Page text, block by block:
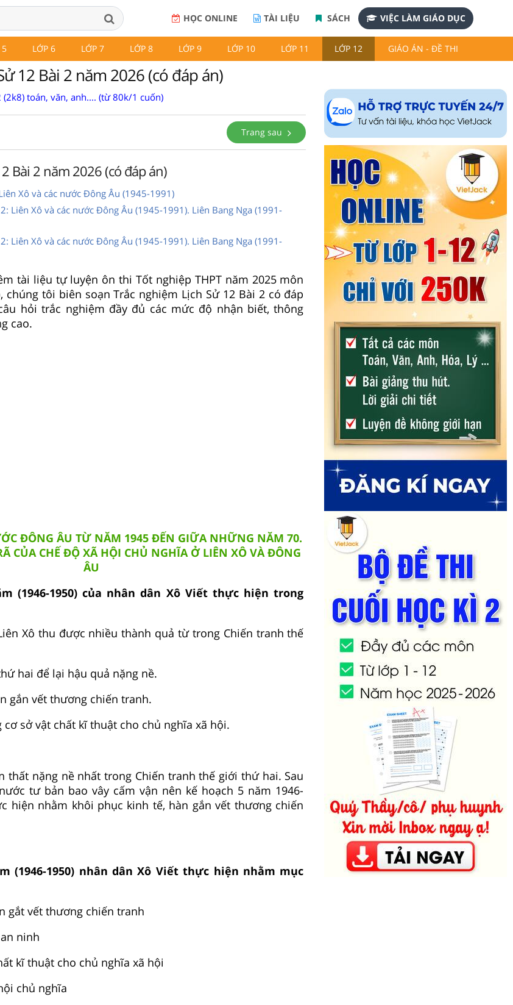
HỌC ONLINE TÀI LIỆU SÁCH VIỆC LÀM GIÁO DỤC
5 LỚP 6 LỚP 7 LỚP 8 LỚP 9 LỚP 10 LỚP 11 LỚP 12 GIÁO ÁN - ĐỀ THI
12 Bài 2 năm 2026 (có đáp án)
(2k8) toán, văn, anh.... (từ 80k/1 cuốn)
Trang sau
Bài 2 năm 2026 (có đáp án)
Xô và các nước Đông Âu (1945-1991)
Liên Xô và các nước Đông Âu (1945-1991). Liên Bang Nga (1991-
Liên Xô và các nước Đông Âu (1945-1991). Liên Bang Nga (1991-
tài liệu tự luyện ôn thi Tốt nghiệp THPT năm 2025 môn
chúng tôi biên soạn Trắc nghiệm Lịch Sử 12 Bài 2 có đáp
hỏi trắc nghiệm đầy đủ các mức độ nhận biết, thông
cao.
ĐÔNG ÂU TỪ NĂM 1945 ĐẾN GIỮA NHỮNG NĂM 70.
CỦA CHẾ ĐỘ XÃ HỘI CHỦ NGHĨA Ở LIÊN XÔ VÀ ĐÔNG
ÂU
(1946-1950) của nhân dân Xô Viết thực hiện trong
Xô thu được nhiều thành quả từ trong Chiến tranh thế
hai để lại hậu quả nặng nề.
gắn vết thương chiến tranh.
cơ sở vật chất kĩ thuật cho chủ nghĩa xã hội.
thất nặng nề nhất trong Chiến tranh thế giới thứ hai. Sau
tư bản bao vây cấm vận nên kế hoạch 5 năm 1946-
hiện nhằm khôi phục kinh tế, hàn gắn vết thương chiến
(1946-1950) nhân dân Xô Viết thực hiện nhằm mục
gắt vết thương chiến tranh
ninh
kĩ thuật cho chủ nghĩa xã hội
chủ nghĩa